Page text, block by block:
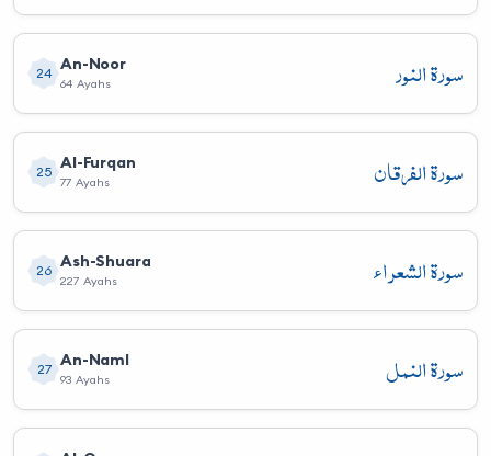
24 An-Noor
64 Ayahs سورة النور
25 Al-Furqan
77 Ayahs سورة الفرقان
26 Ash-Shuara
227 Ayahs سورة الشعراء
27 An-Naml
93 Ayahs سورة النمل